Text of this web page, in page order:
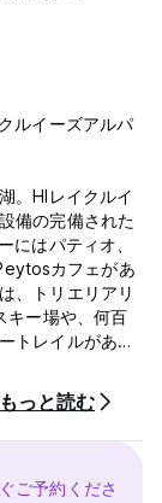
ルイーズアルパ
。HIレイクルイ
備の完備された
にはパティオ、
カフェがあ
、トリエリアリ
キー場や、何百
トレイルがあり
ング・インター
営を誇りに思っ
来られる人々の
もっと読む
ご予約くださ